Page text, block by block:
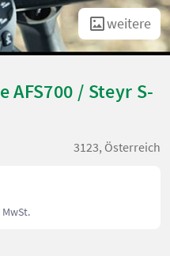
weitere
AFS700 / Steyr S-
3123, Österreich